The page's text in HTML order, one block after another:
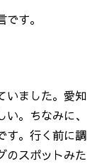
す。
いました。愛知
。ちなみに、
す。行く前に調
のスポットみた